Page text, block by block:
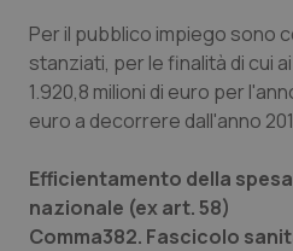
Per il pubblico impiego sono
stanziati, per le finalità di cui
1.920,8 milioni di euro per
euro a decorrere dall'anno
Efficientamento della
nazionale (ex art. 58)
Comma382. Fascicolo